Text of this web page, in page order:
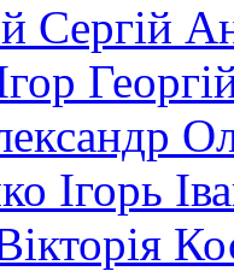
Сергій
Ігорь